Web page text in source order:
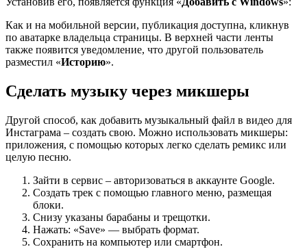
Как и на мобильной версии, публикация доступна, кликнув
по аватарке владельца страницы. В верхней части ленты
также появится уведомление, что другой пользователь
разместил «Историю».
Сделать музыку через микшеры
Другой способ, как добавить музыкальный файл в видео для
Инстаграма – создать свою. Можно использовать микшеры:
приложения, с помощью которых легко сделать ремикс или
целую песню.
Зайти в сервис – авторизоваться в аккаунте Google.
Создать трек с помощью главного меню, размещая
блоки.
Снизу указаны барабаны и трещотки.
Нажать: «Save» — выбрать формат.
Сохранить на компьютер или смартфон.